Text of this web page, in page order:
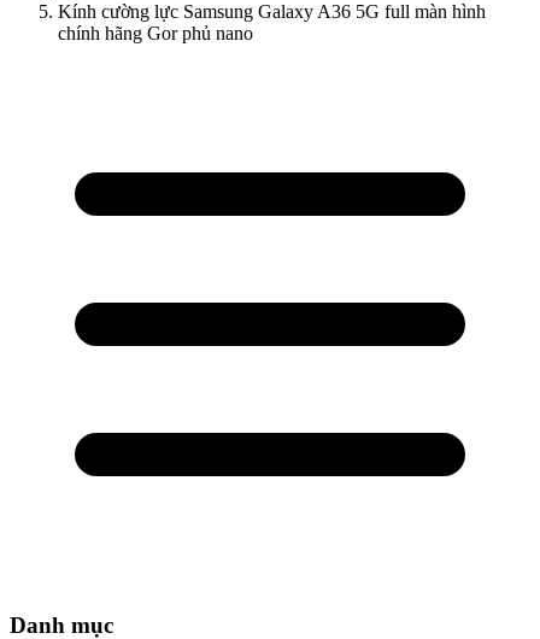
Kính cường lực Samsung Galaxy A36 5G full màn hình
chính hãng Gor phủ nano
Danh mục